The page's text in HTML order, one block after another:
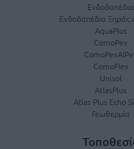
Ενδοδαπέδια
Ενδοδαπέδια Ξηράς
AquaPlus
ComoPex
ComoFlex
Unisol
AtlasPlus
Atlas Plus Echo
Γεωθερμία